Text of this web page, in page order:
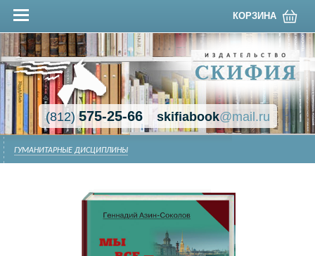
КОРЗИНА
(812)575-25-66 skifiabook@mail.ru
ГУМАНИТАРНЫЕ ДИСЦИПЛИНЫ